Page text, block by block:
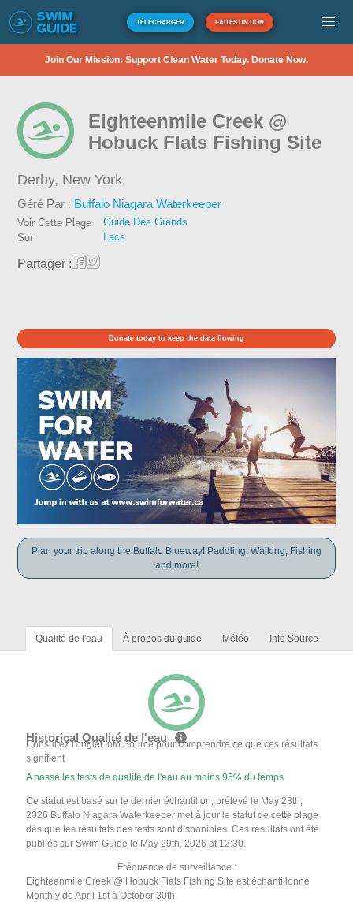
TÉLÉCHARGER FAITES UN DON
Join Our Mission: Support Clean Water Today. Donate Now.
Eighteenmile Creek @
Hobuck Flats Fishing Site
Derby, New York
Géré Par : Buffalo Niagara Waterkeeper
Voir Cette Plage
Sur
Guide Des Grands
Lacs
Partager :
Donate today to keep the data flowing
Plan your trip along the Buffalo Blueway! Paddling, Walking, Fishing
and more!
Qualité de l'eau À propos du guide Météo Info Source
Historical Qualité de l'eau
Consultez l'onglet Info Source pour comprendre ce que ces résultats
signifient
A passé les tests de qualité de l'eau au moins 95% du temps
Ce statut est basé sur le dernier échantillon, prélevé le May 28th,
2026 Buffalo Niagara Waterkeeper met à jour le statut de cette plage
dès que les résultats des tests sont disponibles. Ces résultats ont été
publiés sur Swim Guide le May 29th, 2026 at 12:30.
Fréquence de surveillance :
Eighteenmile Creek @ Hobuck Flats Fishing Site est échantillonné
Monthly de April 1st à October 30th.